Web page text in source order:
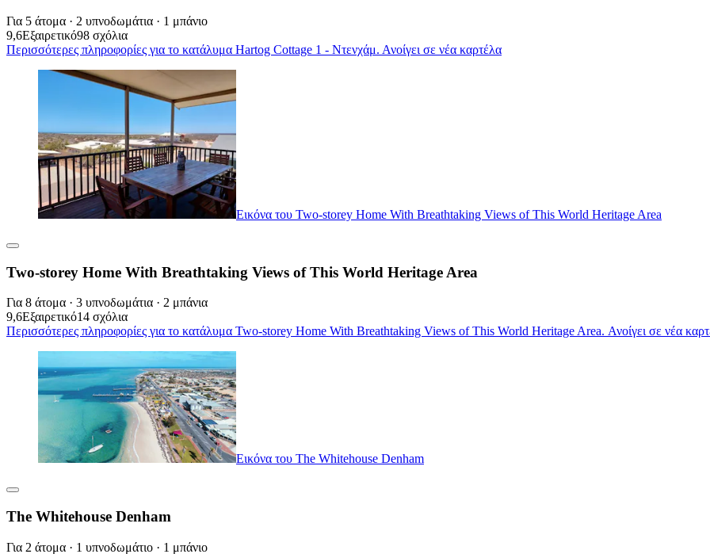
Για 5 άτομα · 2 υπνοδωμάτια · 1 μπάνιο
9,6Εξαιρετικό98 σχόλια
Περισσότερες πληροφορίες για το κατάλυμα Hartog Cottage 1 - Ντενχάμ. Ανοίγει σε νέα καρτέλα
Εικόνα του Two-storey Home With Breathtaking Views of This World Heritage Area
Two-storey Home With Breathtaking Views of This World Heritage Area
Για 8 άτομα · 3 υπνοδωμάτια · 2 μπάνια
9,6Εξαιρετικό14 σχόλια
Περισσότερες πληροφορίες για το κατάλυμα Two-storey Home With Breathtaking Views of This World Heritage Area. Ανοίγει σε νέα
Εικόνα του The Whitehouse Denham
The Whitehouse Denham
Για 2 άτομα · 1 υπνοδωμάτιο · 1 μπάνιο